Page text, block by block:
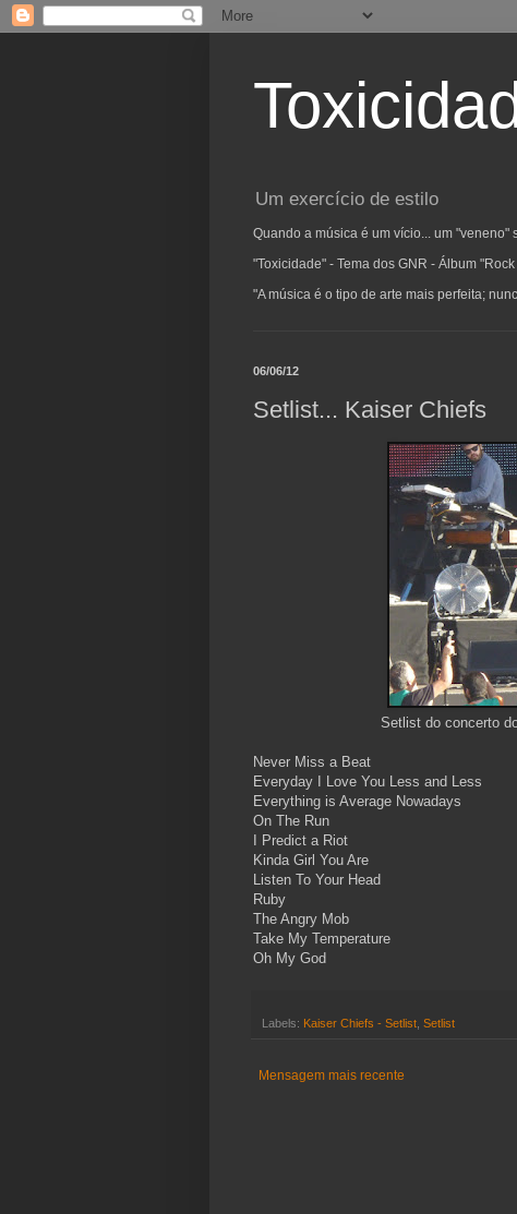
Um exercício de estilo
Quando a música é um vício... um "veneno"
"Toxicidade" - Tema dos GNR - Álbum
"A música é o tipo de arte mais perfeita;
06/06/12
Setlist... Kaiser Chiefs
Setlist do concerto
Never Miss a Beat
Everyday I Love You Less and Less
Everything is Average Nowadays
On The Run
I Predict a Riot
Kinda Girl You Are
Listen To Your Head
Ruby
The Angry Mob
Take My Temperature
Oh My God
Labels: Kaiser Chiefs - Setlist Setlist
Mensagem mais recente